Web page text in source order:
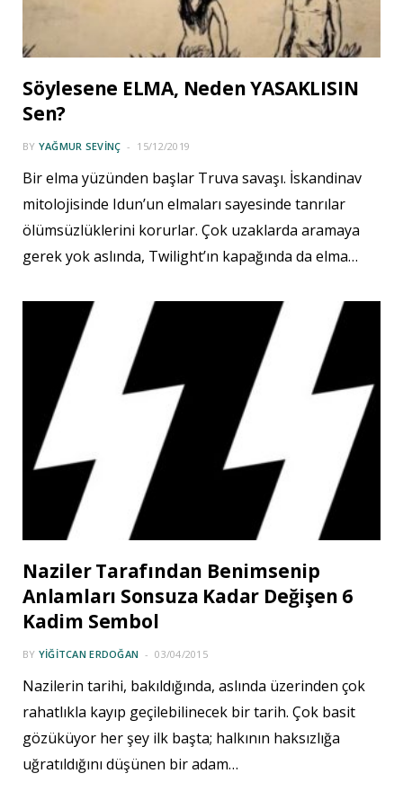
Söylesene ELMA, Neden YASAKLISIN
Sen?
BY YAĞMUR SEVINÇ 15/12/2019
Bir elma yüzünden başlar Truva savaşı. İskandinav
mitolojisinde Idun’un elmaları sayesinde tanrılar
ölümsüzlüklerini korurlar. Çok uzaklarda aramaya
gerek yok aslında, Twilight’ın kapağında da elma…
Naziler Tarafından Benimsenip
Anlamları Sonsuza Kadar Değişen 6
Kadim Sembol
BY YIĞITCAN ERDOĞAN 03/04/2015
Nazilerin tarihi, bakıldığında, aslında üzerinden çok
rahatlıkla kayıp geçilebilinecek bir tarih. Çok basit
gözüküyor her şey ilk başta; halkının haksızlığa
uğratıldığını düşünen bir adam…